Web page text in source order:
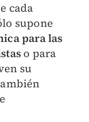
cada
supone
para las
o para
su